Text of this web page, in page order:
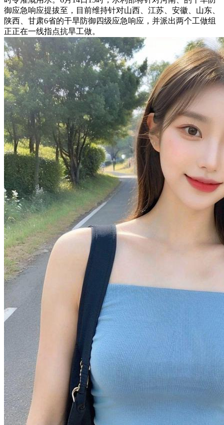
御应急响应提拔至，目前维持针对山西、江苏、安徽、山东、
陕西、甘肃6省的干旱防御四级应急响应，并派出两个工做组
正正在一线指点抗旱工做。